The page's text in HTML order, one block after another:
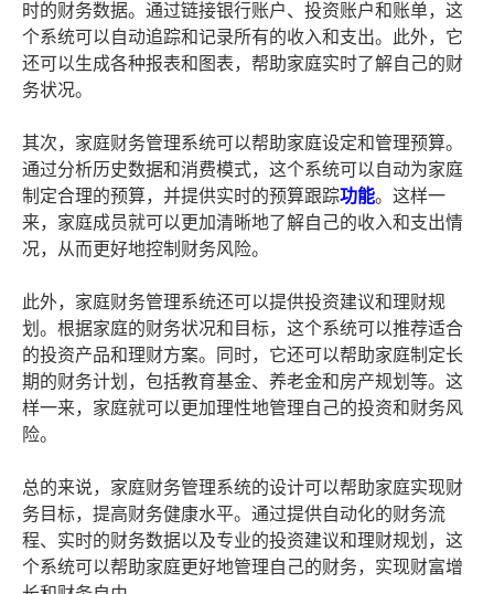
时的财务数据。通过链接银行账户、投资账户和账单，这
个系统可以自动追踪和记录所有的收入和支出。此外，它
还可以生成各种报表和图表，帮助家庭实时了解自己的财
务状况。
其次，家庭财务管理系统可以帮助家庭设定和管理预算。
通过分析历史数据和消费模式，这个系统可以自动为家庭
制定合理的预算，并提供实时的预算跟踪功能。这样一
来，家庭成员就可以更加清晰地了解自己的收入和支出情
况，从而更好地控制财务风险。
此外，家庭财务管理系统还可以提供投资建议和理财规
划。根据家庭的财务状况和目标，这个系统可以推荐适合
的投资产品和理财方案。同时，它还可以帮助家庭制定长
期的财务计划，包括教育基金、养老金和房产规划等。这
样一来，家庭就可以更加理性地管理自己的投资和财务风
险。
总的来说，家庭财务管理系统的设计可以帮助家庭实现财
务目标，提高财务健康水平。通过提供自动化的财务流
程、实时的财务数据以及专业的投资建议和理财规划，这
个系统可以帮助家庭更好地管理自己的财务，实现财富增